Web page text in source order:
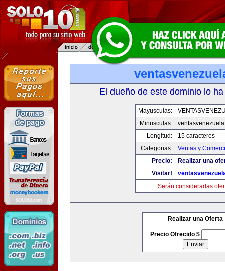
El dueño de este dominio lo
Mayusculas:
Minusculas:
Longitud:
15 caracteres
Categorias:
Ventas y
Precio:
Realizar una
Visitar!
Serán consideradas
Realizar una Oferta
Precio Ofrecido $